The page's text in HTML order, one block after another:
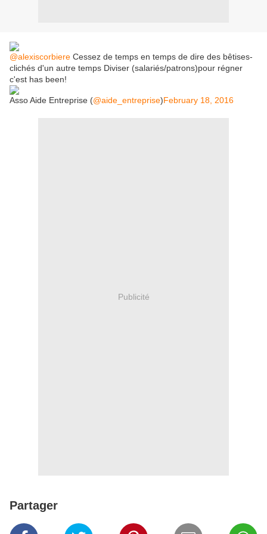
@alexiscorbiere Cessez de temps en temps de dire des bêtises-
clichés d'un autre temps Diviser (salariés/patrons)pour régner
c'est has been!
Asso Aide Entreprise (@aide_entreprise)February 18, 2016
Publicité
Partager